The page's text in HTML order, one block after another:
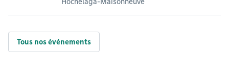
Tous nos événements